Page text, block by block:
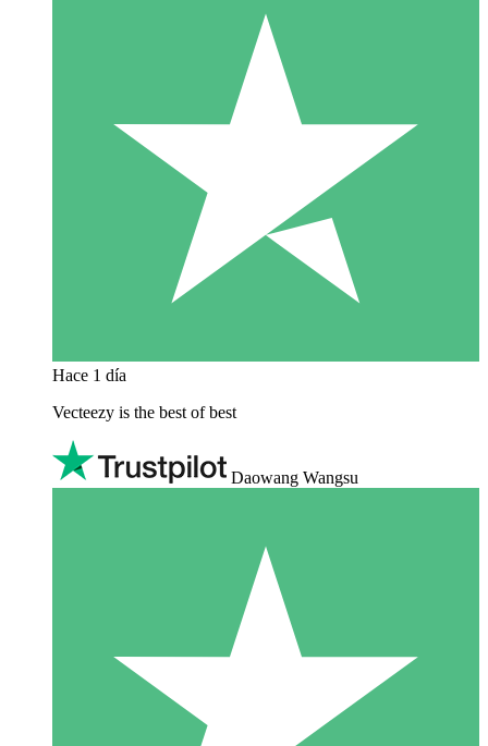
Hace 1 día
Vecteezy is the best of best
Daowang Wangsu